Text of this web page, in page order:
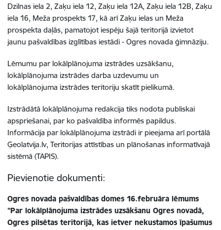
Dzilnas iela 2, Zaķu iela 12, Zaķu iela 12A, Zaķu iela 12B, Zaķu
iela 16, Meža prospekts 17, kā arī Zaķu ielas un Meža
prospekta daļās, pamatojot iespēju šajā teritorijā izvietot
jaunu pašvaldības izglītības iestādi - Ogres novada ģimnāziju.
Lēmumu par lokālplānojuma izstrādes uzsākšanu,
lokālplānojuma izstrādes darba uzdevumu un
lokālplānojuma izstrādes teritoriju skatīt pielikumā.
Izstrādātā lokālplānojuma redakcija tiks nodota publiskai
apspriešanai, par ko pašvaldība informēs papildus.
Informācija par lokālplānojuma izstrādi ir pieejama arī portālā
Ģeolatvija.lv, Teritorijas attīstības un plānošanas informatīvajā
sistēmā (TAPIS).
Pievienotie dokumenti:
Ogres novada pašvaldības domes 16.februāra lēmums
"Par lokālplānojuma izstrādes uzsākšanu Ogres novadā,
Ogres pilsētas teritorijā, kas ietver nekustamos īpašumus